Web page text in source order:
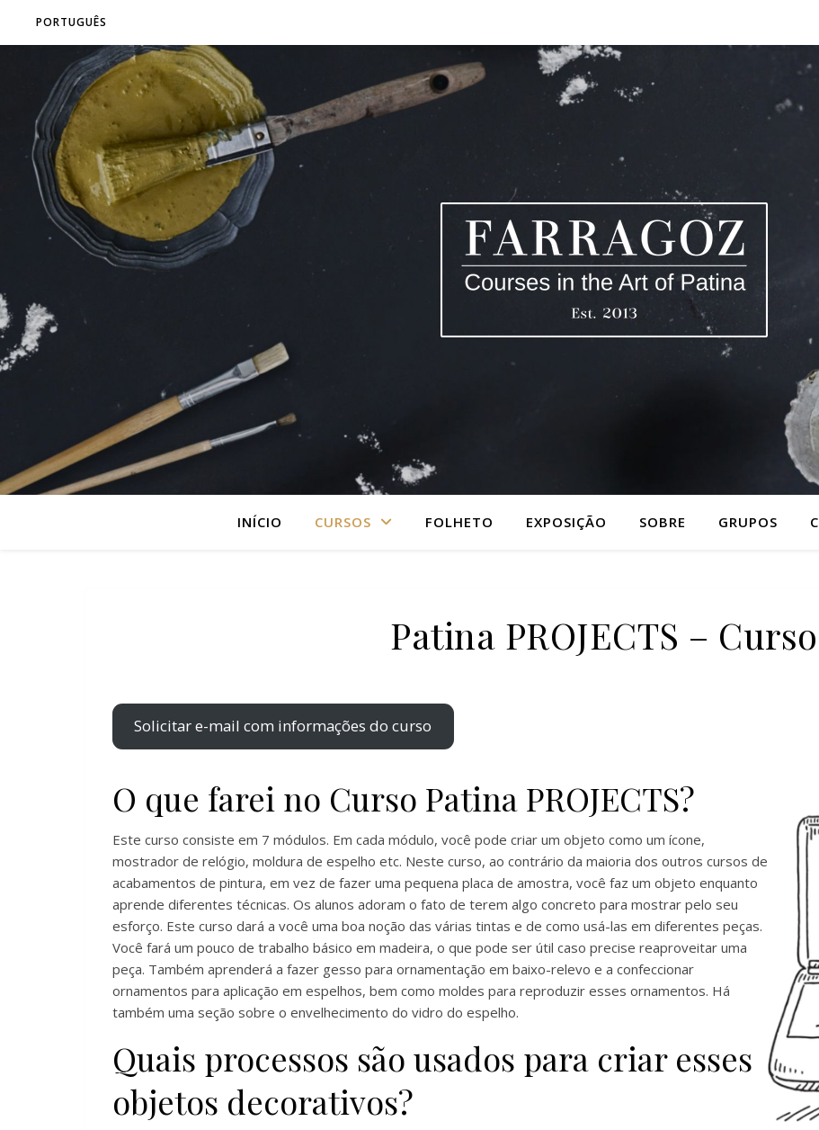
PORTUGUÊS
INÍCIO CURSOS FOLHETO EXPOSIÇÃO SOBRE GRUPOS
Patina PROJECTS – Curso
Solicitar e-mail com informações do curso
O que farei no Curso Patina PROJECTS?
Este curso consiste em 7 módulos. Em cada módulo, você pode criar um objeto como um ícone,
mostrador de relógio, moldura de espelho etc. Neste curso, ao contrário da maioria dos outros cursos de
acabamentos de pintura, em vez de fazer uma pequena placa de amostra, você faz um objeto enquanto
aprende diferentes técnicas. Os alunos adoram o fato de terem algo concreto para mostrar pelo seu
esforço. Este curso dará a você uma boa noção das várias tintas e de como usá-las em diferentes peças.
Você fará um pouco de trabalho básico em madeira, o que pode ser útil caso precise reaproveitar uma
peça. Também aprenderá a fazer gesso para ornamentação em baixo-relevo e a confeccionar
ornamentos para aplicação em espelhos, bem como moldes para reproduzir esses ornamentos. Há
também uma seção sobre o envelhecimento do vidro do espelho.
Quais processos são usados para criar esses
objetos decorativos?